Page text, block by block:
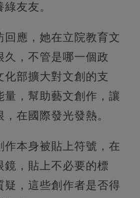
友友。
回應，她在立院教育文
久，不管是哪一個政
化部擴大對文創的支
量，幫助藝文創作，讓
在國際發光發熱。
作本身被貼上符號，在
鏡，貼上不必要的標
疑，這些創作者是否得